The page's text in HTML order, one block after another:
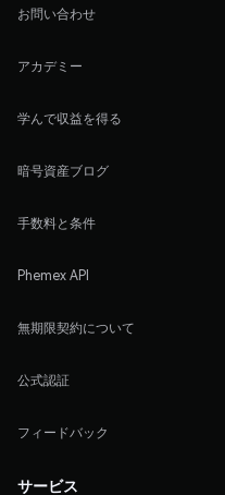
お問い合わせ
アカデミー
学んで収益を得る
暗号資産ブログ
手数料と条件
Phemex API
無期限契約について
公式認証
フィードバック
サービス